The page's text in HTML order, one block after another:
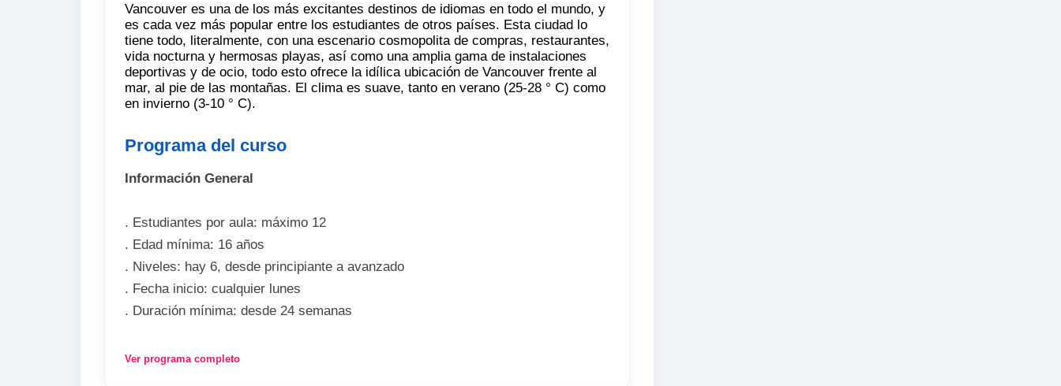
Vancouver es una de los más excitantes destinos de idiomas en todo el mundo, y
es cada vez más popular entre los estudiantes de otros países. Esta ciudad lo
tiene todo, literalmente, con una escenario cosmopolita de compras, restaurantes,
vida nocturna y hermosas playas, así como una amplia gama de instalaciones
deportivas y de ocio, todo esto ofrece la idílica ubicación de Vancouver frente al
mar, al pie de las montañas. El clima es suave, tanto en verano (25-28 ° C) como
en invierno (3-10 ° C).
Programa del curso
Información General
. Estudiantes por aula: máximo 12
. Edad mínima: 16 años
. Niveles: hay 6, desde principiante a avanzado
. Fecha inicio: cualquier lunes
. Duración mínima: desde 24 semanas
El programa incluye
Ver programa completo